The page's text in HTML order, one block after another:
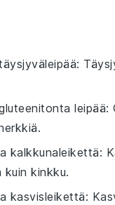
:
leipää:
kalkkunaleikettä:
kuin kinkku.
kasvisleikettä: